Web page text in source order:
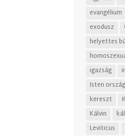
evangélium
exodusz
helyettes
igazság
Isten
kereszt
Kálvin
Leviticus